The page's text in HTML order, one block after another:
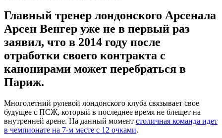
Главный тренер лондонского Арсенала
Арсен Венгер уже не в первый раз
заявил, что в 2014 году после
отработки своего контракта с
канонирами может перебраться в
Париж.
Многолетний рулевой лондонского клуба связывает свое
будущее с ПСЖ, который в последнее время не блещет на
внутренней арене. На данный момент столичная команда идет
в чемпионате на 7-м месте с 12 очками.